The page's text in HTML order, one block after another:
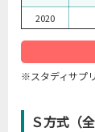
2020
※スタディサプ
Ｓ方式（